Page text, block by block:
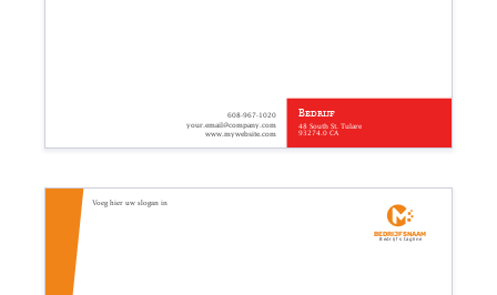
48 South St. Tulare
93274.0 CA
608-967-1020
www.mywebsite.com
your.email@company.com
Bedrijf
Voeg hier uw slogan in
Bedrijfsnaam
Bedrijfs tagline